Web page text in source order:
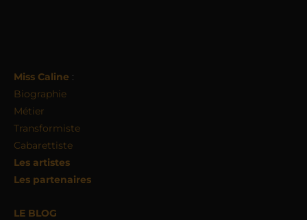
Miss Caline :
Biographie
Métier
Transformiste
Cabarettiste
Les artistes
Les partenaires
LE BLOG